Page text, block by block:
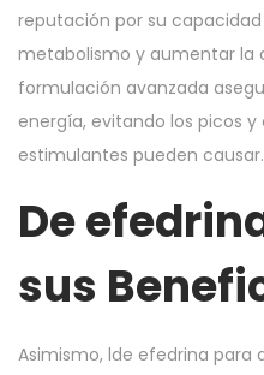
reputación por su
metabolismo y aumentar la
formulación avanzada
energía, evitando los picos
estimulantes pueden causar.
De
sus
Asimismo, lde efedrina para